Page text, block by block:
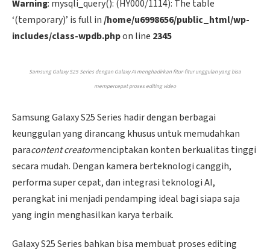
Warning: mysqli_query(): (HY000/1114): The table
‘(temporary)’ is full in/home/u6998656/public_html/wp-
includes/class-wpdb.phpon line 2345
Samsung Galaxy S25 Series dengan Galaxy AI menghadirkan fitur-fitur unggulan yang bisa
mempercepat proses editing video
Samsung Galaxy S25 Series hadir dengan berbagai
keunggulan yang dirancang khusus untuk memudahkan
paracontent creatormenciptakan konten berkualitas tinggi
secara mudah. Dengan kamera berteknologi canggih,
performa super cepat, dan integrasi teknologi AI,
perangkat ini menjadi pendamping ideal bagi siapa saja
yang ingin menghasilkan karya terbaik.
Galaxy S25 Series bahkan bisa membuat proses editing